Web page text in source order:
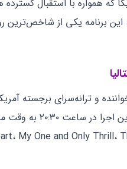
رویدادها و کنسرت‌های آنتالیا برای سال
Holly
آنتالیا که میزبان